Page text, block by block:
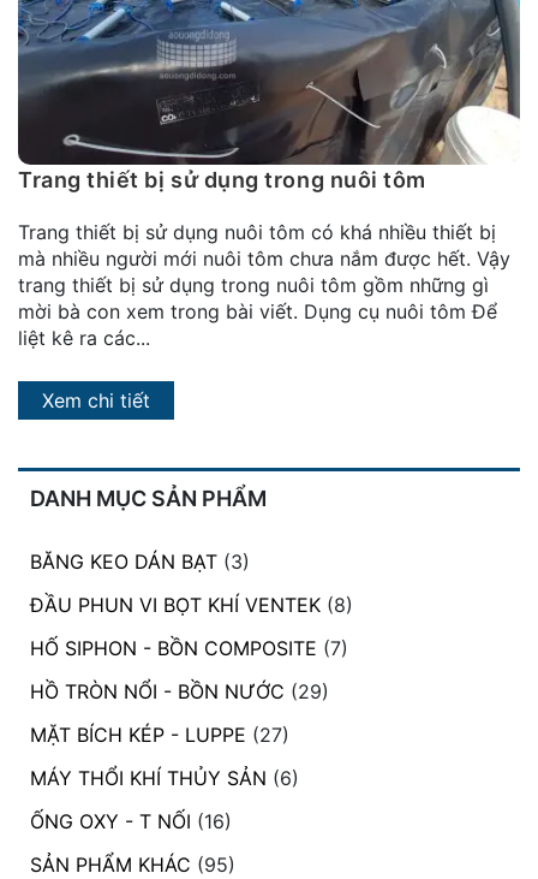
Quy
định
sẻ
hệ
DANH MỤC SẢN PHẨM
BĂNG KEO DÁN BẠT (3)
ĐẦU PHUN VI BỌT KHÍ VENTEK (8)
HỐ SIPHON - BỒN COMPOSITE (7)
HỒ TRÒN NỔI - BỒN NƯỚC (29)
MẶT BÍCH KÉP - LUPPE (27)
MÁY THỔI KHÍ THỦY SẢN (6)
ỐNG OXY - T NỐI (16)
SẢN PHẨM KHÁC (95)
Trang thiết bị sử dụng trong nuôi tôm
Trang thiết bị sử dụng nuôi tôm có khá nhiều thiết bị
mà nhiều người mới nuôi tôm chưa nắm được hết. Vậy
trang thiết bị sử dụng trong nuôi tôm gồm những gì
mời bà con xem trong bài viết. Dụng cụ nuôi tôm Để
liệt kê ra các...
Xem chi tiết